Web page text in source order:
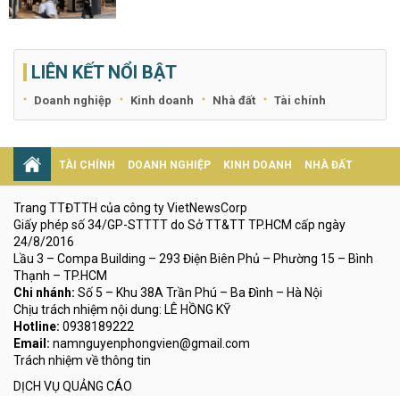
LIÊN KẾT NỔI BẬT
Doanh nghiệp Kinh doanh Nhà đất Tài chính
TÀI CHÍNH DOANH NGHIỆP KINH DOANH NHÀ ĐẤT
Trang TTĐTTH của công ty VietNewsCorp
Giấy phép số 34/GP-STTTT do Sở TT&TT TP.HCM cấp ngày
24/8/2016
Lầu 3 – Compa Building – 293 Điện Biên Phủ – Phường 15 – Bình
Thạnh – TP.HCM
Chi nhánh: Số 5 – Khu 38A Trần Phú – Ba Đình – Hà Nội
Chịu trách nhiệm nội dung: LÊ HỒNG KỸ
Hotline: 0938189222
Email: namnguyenphongvien@gmail.com
Trách nhiệm về thông tin
DỊCH VỤ QUẢNG CÁO